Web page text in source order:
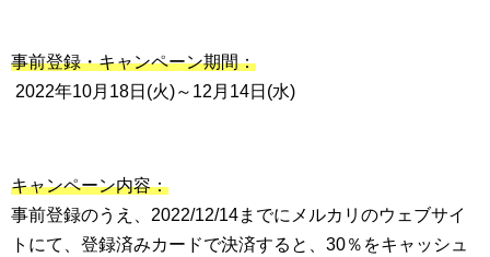
事前登録・キャンペーン期間：
2022年10月18日(火)～12月14日(水)
キャンペーン内容：
事前登録のうえ、2022/12/14までにメルカリのウェブサイ
トにて、登録済みカードで決済すると、30％をキャッシュ